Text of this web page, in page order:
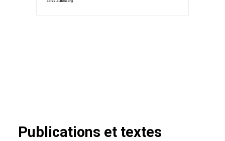
Publications et textes